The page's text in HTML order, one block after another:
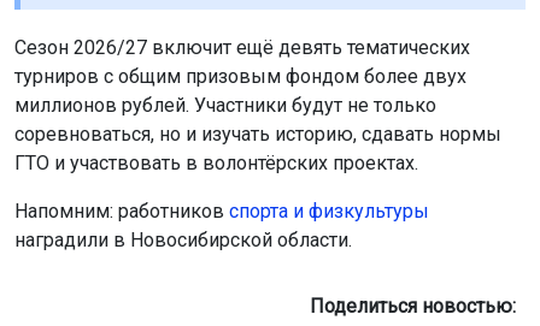
Сезон 2026/27 включит ещё девять тематических
турниров с общим призовым фондом более двух
миллионов рублей. Участники будут не только
соревноваться, но и изучать историю, сдавать нормы
ГТО и участвовать в волонтёрских проектах.
Напомним: работников спорта и физкультуры
наградили в Новосибирской области.
Поделиться новостью: